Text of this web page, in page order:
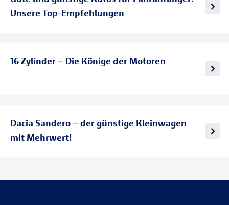
Unsere Top-Empfehlungen
16 Zylinder – Die Könige der Motoren
Dacia Sandero – der günstige Kleinwagen
mit Mehrwert!